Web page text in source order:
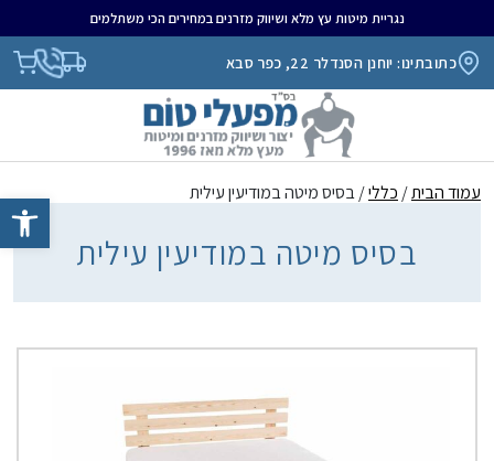
פתח סרגל
נגריית מיטות עץ מלא ושיווק מזרנים במחירים הכי משתלמים
כתובתינו: יוחנן הסנדלר 22, כפר סבא
עמוד הבית/ כללי/ בסיס מיטה במודיעין עילית
בסיס מיטה במודיעין עילית